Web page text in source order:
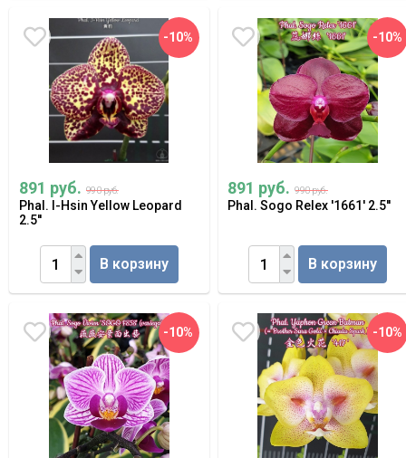
-10%
891 руб. 990 руб.
Phal. I-Hsin Yellow Leopard
2.5''
В корзину
-10%
891 руб. 990 руб.
Phal. Sogo Relex '1661' 2.5''
В корзину
-10% -10%